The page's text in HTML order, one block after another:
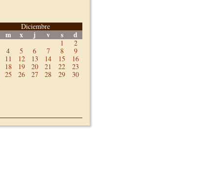
Diciembre
m x j v s d
1
2
4 5 6 7 8
9
11 12 13 14 15
16
18 19 20 21 22
23
25 26 27 28 29
30